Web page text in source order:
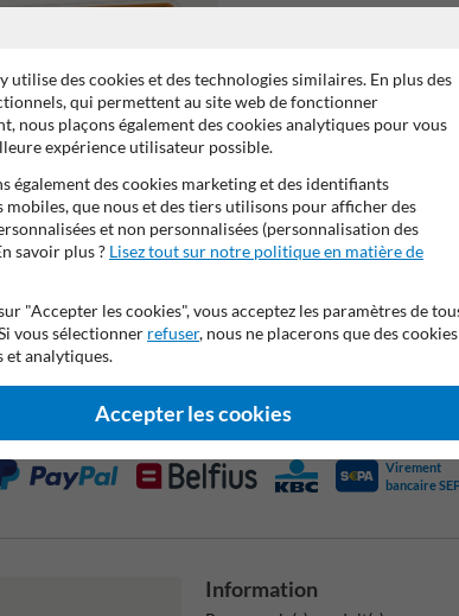
temporaire et balisage
Virement
bancaire
Information
utilise des cookies et des technologies similaires. En plus des
qui permettent au site web de fonctionner
nous plaçons également des cookies analytiques pour vous
expérience utilisateur possible.
également des cookies marketing et des identifiants
que nous et des tiers utilisons pour afficher des
et non personnalisées (personnalisation des
savoir plus ? Lisez tout sur notre politique en matière de
"Accepter les cookies", vous acceptez les paramètres de
vous sélectionner refuser, nous ne placerons que des cookies
analytiques.
Accepter les cookies